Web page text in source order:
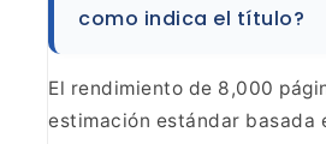
como indica el título?
El rendimiento de 8,000
estimación estándar basada